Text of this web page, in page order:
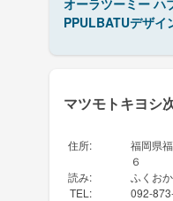
PPULBATUデザイ
マツモトキヨシ
住所:
福岡県
６
読み:
ふくお
TEL : 092-